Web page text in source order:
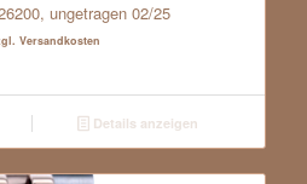
ungetragen 02/25
Versandkosten
Details anzeigen